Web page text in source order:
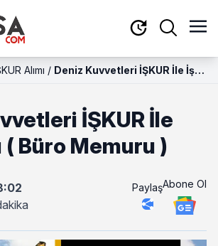
Alımı / Deniz Kuvvetleri İŞKUR İle İşçi
İŞKUR İle
( Büro Memuru )
PaylaşAbone Ol